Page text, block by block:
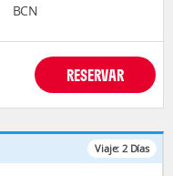
BCN
RESERVAR
Viaje: 2 Días